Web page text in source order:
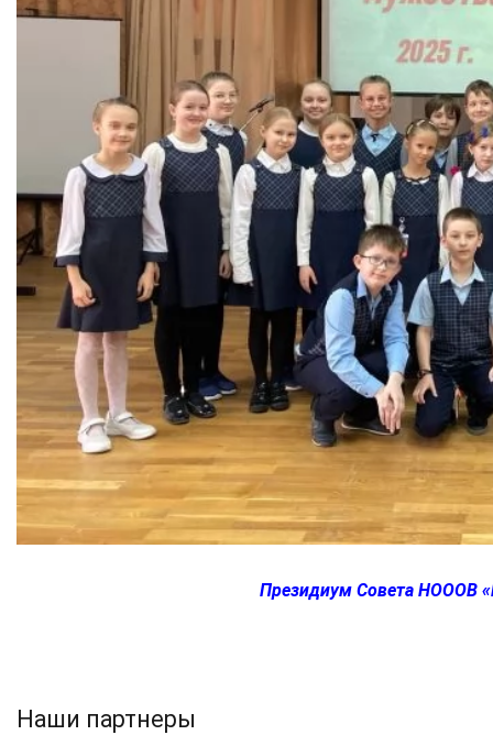
Президиум Совета НОООВ
Наши партнеры